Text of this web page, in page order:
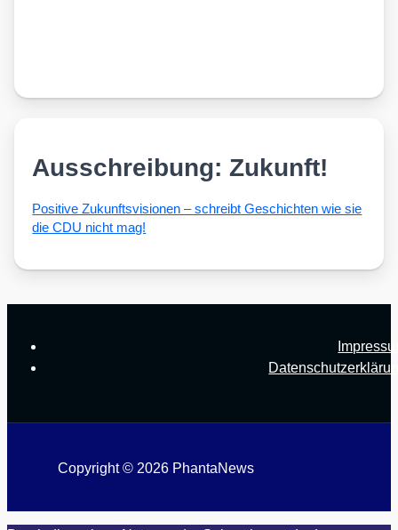
Ausschreibung: Zukunft!
Posi­ti­ve Zukunfts­vi­sio­nen – schreibt Geschich­ten wie sie
die CDU nicht mag!
Copyright © 2026 PhantaNews